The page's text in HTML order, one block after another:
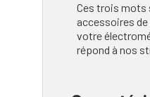
Ces trois mots
accessoires
votre
répond à nos